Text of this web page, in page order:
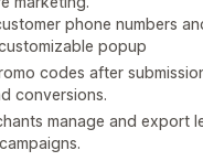
phone numbers
popup
codes after
conversions.
manage and export